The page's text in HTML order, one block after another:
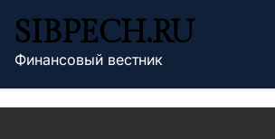
содержимому
SIBPECH.RU
Финансовый вестник